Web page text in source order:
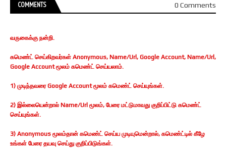
COMMENTS 0 Comments
வருகைக்கு நன்றி.
கமெண்ட் செய்கிறவர்கள் Anonymous, Name/Url, Google Account, Name/Url,
Google Account மூலம் கமெண்ட் செய்யலாம்.
1) முடிந்தவரை Google Account மூலம் கமெண்ட் செய்யுங்கள்.
2) இல்லையென்றால் Name/Url மூலம், பேரை மட்டுமாவது குறிப்பிட்டு கமெண்ட்
செய்யுங்கள்.
3) Anonymous மூலம்தான் கமெண்ட் செய்ய முடியுமென்றால், கமெண்ட்டில் கீழே
உங்கள் பேரை தயவு செய்து குறிப்பிடுங்கள்.